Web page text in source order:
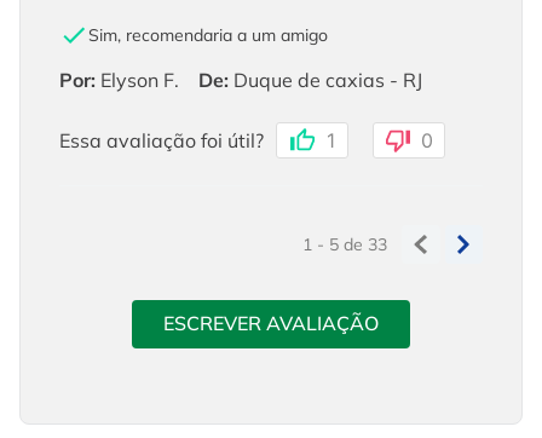
Sim, recomendaria a um amigo
Por: Elyson F. De: Duque de caxias - RJ
Essa avaliação foi útil? 1 0
1 - 5de 33
ESCREVER AVALIAÇÃO